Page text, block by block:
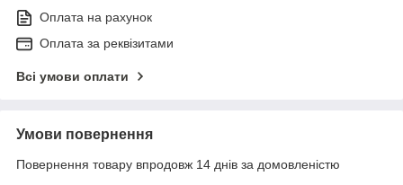
Оплата на рахунок
Оплата за реквізитами
Всі умови оплати
Умови повернення
Повернення товару впродовж 14 днів за домовленістю